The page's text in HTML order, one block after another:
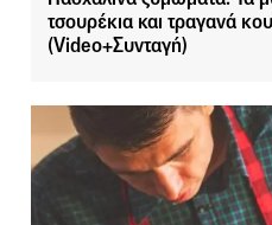
τσουρέκια και τραγανά
(Video+Συνταγή)